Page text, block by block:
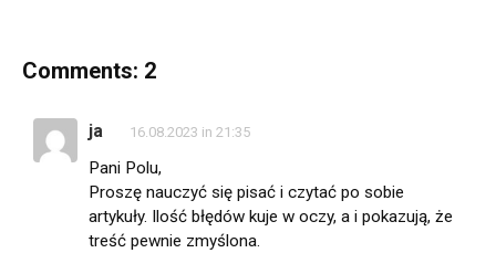
Comments: 2
ja 16.08.2023 in 21:35
Pani Polu,
Proszę nauczyć się pisać i czytać po sobie
artykuły. Ilość błędów kuje w oczy, a i pokazują, że
treść pewnie zmyślona.